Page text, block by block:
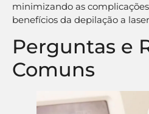
minimizando as
benefícios da depilação a
Perguntas e
Comuns